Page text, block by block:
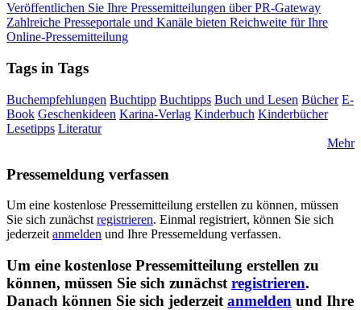
Veröffentlichen Sie Ihre Pressemitteilungen über PR-Gateway
Zahlreiche Presseportale und Kanäle bieten Reichweite für Ihre
Online-Pressemitteilung
Tags in Tags
Buchempfehlungen Buchtipp Buchtipps Buch und Lesen Bücher E-
Book Geschenkideen Karina-Verlag Kinderbuch Kinderbücher
Lesetipps Literatur
Mehr
Pressemeldung verfassen
Um eine kostenlose Pressemitteilung erstellen zu können, müssen
Sie sich zunächst registrieren. Einmal registriert, können Sie sich
jederzeit anmelden und Ihre Pressemeldung verfassen.
Um eine kostenlose Pressemitteilung erstellen zu
können, müssen Sie sich zunächst registrieren.
Danach können Sie sich jederzeit anmelden und Ihre